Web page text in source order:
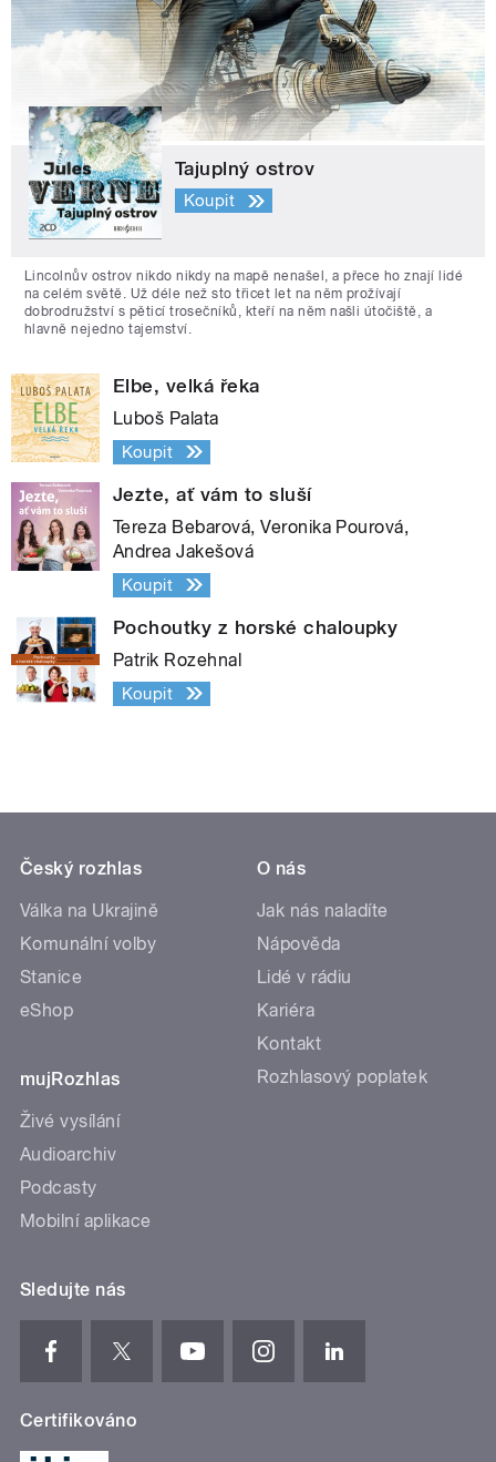
Tajuplný ostrov
Koupit
Lincolnův ostrov nikdo nikdy na mapě nenašel, a přece ho znají lidé
na celém světě. Už déle než sto třicet let na něm prožívají
dobrodružství s pěticí trosečníků, kteří na něm našli útočiště, a
hlavně nejedno tajemství.
Elbe, velká řeka
Luboš Palata
Koupit
Jezte, ať vám to sluší
Tereza Bebarová, Veronika Pourová,
Andrea Jakešová
Koupit
Pochoutky z horské chaloupky
Patrik Rozehnal
Koupit
Český rozhlas
Válka na Ukrajině
Komunální volby
Stanice
eShop
mujRozhlas
Živé vysílání
Audioarchiv
Podcasty
Mobilní aplikace
O nás
Jak nás naladíte
Nápověda
Lidé v rádiu
Kariéra
Kontakt
Rozhlasový poplatek
Sledujte nás
Certifikováno